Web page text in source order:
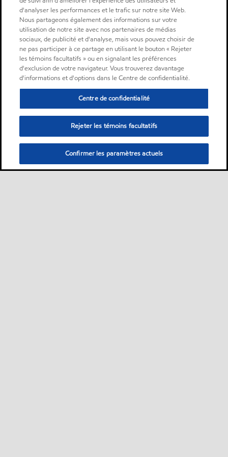
d'analyser les performances et le trafic sur notre site Web.
Nous partageons également des informations sur votre
utilisation de notre site avec nos partenaires de médias
sociaux, de publicité et d'analyse, mais vous pouvez choisir de
ne pas participer à ce partage en utilisant le bouton « Rejeter
les témoins facultatifs » ou en signalant les préférences
d'exclusion de votre navigateur. Vous trouverez davantage
d'informations et d'options dans le Centre de confidentialité.
Centre de confidentialité
Rejeter les témoins facultatifs
Confirmer les paramètres actuels